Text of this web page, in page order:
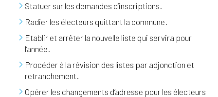
Statuer sur les demandes d’inscriptions.
Radier les électeurs quittant la commune.
Etablir et arrêter la nouvelle liste qui servira pour
l’année.
Procéder à la révision des listes par adjonction et
retranchement.
Opérer les changements d’adresse pour les électeurs